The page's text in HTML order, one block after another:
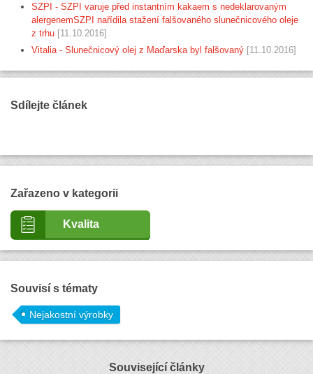
SZPI - SZPI varuje před instantním kakaem s nedeklarovaným
alergenemSZPI nařídila stažení falšovaného slunečnicového oleje
z trhu [11.10.2016]
Vitalia - Slunečnicový olej z Maďarska byl falšovaný [11.10.2016]
Sdílejte článek
Zařazeno v kategorii
Kvalita
Souvisí s tématy
Nejakostní výrobky
Související články